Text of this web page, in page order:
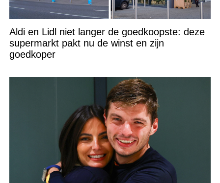
Aldi en Lidl niet langer de goedkoopste: deze
supermarkt pakt nu de winst en zijn
goedkoper